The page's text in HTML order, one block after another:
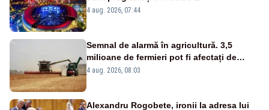
4 aug. 2026, 07:44
Semnal de alarmă în agricultură. 3,5
milioane de fermieri pot fi afectați de
strategia pentru conservarea
4 aug. 2026, 08:03
Alexandru Rogobete, ironii la adresa lui